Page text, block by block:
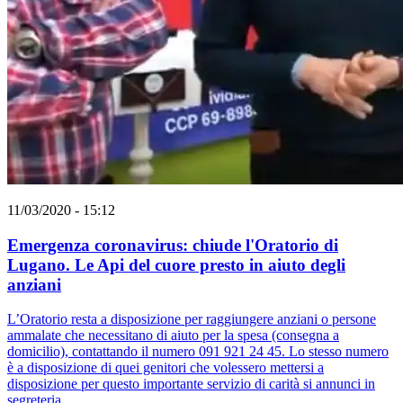
11/03/2020 - 15:12
Emergenza coronavirus: chiude l'Oratorio di
Lugano. Le Api del cuore presto in aiuto degli
anziani
L’Oratorio resta a disposizione per raggiungere anziani o persone
ammalate che necessitano di aiuto per la spesa (consegna a
domicilio), contattando il numero 091 921 24 45. Lo stesso numero
è a disposizione di quei genitori che volessero mettersi a
disposizione per questo importante servizio di carità si annunci in